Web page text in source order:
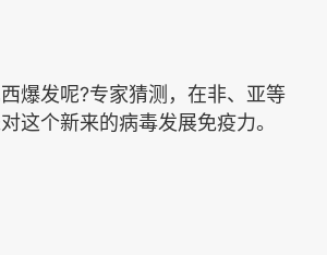
爆发呢?专家猜测，在非、亚等
这个新来的病毒发展免疫力。